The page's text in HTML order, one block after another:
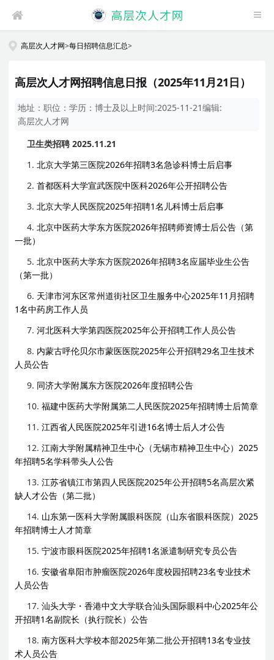
高层次人才网>每日招聘信息汇总>
高层次人才网招聘信息日报（2025年11月21日）
地址：职位：学历：博士及以上时间:2025-11-21编辑:
高层次人才网
卫生类招聘 2025.11.21
1.北京大学第三医院2026年招聘3名急诊科博士后启事
2.首都医科大学宣武医院中医科2026年公开招聘公告
3.北京大学人民医院2025年招聘1名儿科博士后启事
4.北京中医药大学东方医院2026年招聘师资博士后公告（第
一批）
5.北京中医药大学东方医院2026年招聘3名应届毕业生公告
（第一批）
6. 天津市河东区常州道街社区卫生服务中心2025年11月招聘
1名中药房工作人员
7.河北医科大学第四医院2025年公开招聘工作人员公告
8. 内蒙古呼伦贝尔市蒙医医院2025年公开招聘29名卫生技术
人员公告
9. 同济大学附属东方医院2026年度招聘公告
10.福建中医药大学附属第二人民医院2025年招聘博士后简章
11.江西省人民医院2025年引进16名博士后人才公告
12.江南大学附属精神卫生中心（无锡市精神卫生中心）2025
年招聘5名学科带头人公告
13.江苏省镇江市第四人民医院2025年公开招聘5名高层次紧
缺人才公告（第二批）
14. 山东第一医科大学附属眼科医院（山东省眼科医院）2025
年招聘博士人才简章
15.宁波市眼科医院2025年招聘1名派遣制研究专员公告
16.安徽省阜阳市肿瘤医院2026年度校园招聘23名专业技术
人员公告
17.汕头大学・香港中文大学联合汕头国际眼科中心2025年公
开招聘1名副院长（执行院长）公告
18.南方医科大学校本部2025年第二批公开招聘13名专业技
术人员公告